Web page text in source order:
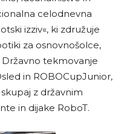
celodnevna
izziv«, ki združuje
za osnovnošolce,
tekmovanje
in ROBOCupJunior,
z državnim
in dijake RoboT.